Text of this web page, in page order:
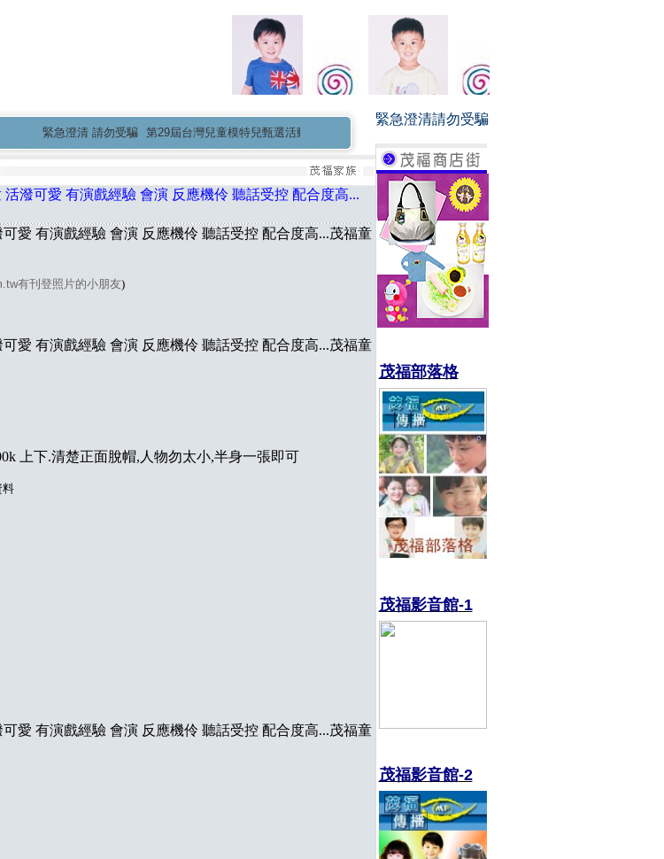
緊急澄清 請勿受騙 第29屆台灣兒童模特兒甄選活動歡迎報名...
潑可愛 有演戲經驗 會演 反應機伶 聽話受控 配合度高...
愛 有演戲經驗 會演 反應機伶 聽話受控 配合度高...茂福童
有刊登照片的小朋友)
愛 有演戲經驗 會演 反應機伶 聽話受控 配合度高...茂福童
上下.清楚正面脫帽,人物勿太小,半身一張即可
料
愛 有演戲經驗 會演 反應機伶 聽話受控 配合度高...茂福童
緊急澄清請勿受騙
茂福部落格
茂福影音館-1
茂福影音館-2